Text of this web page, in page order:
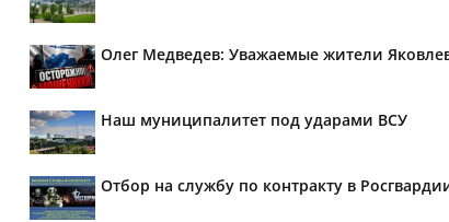
Олег Медведев: Уважаемые жители
Наш муниципалитет под ударами ВСУ
Отбор на службу по контракту в